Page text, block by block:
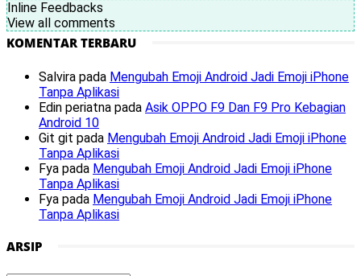
Inline Feedbacks
View all comments
KOMENTAR TERBARU
Salvira pada Mengubah Emoji Android Jadi Emoji iPhone
Tanpa Aplikasi
Edin periatna pada Asik OPPO F9 Dan F9 Pro Kebagian
Android 10
Git git pada Mengubah Emoji Android Jadi Emoji iPhone
Tanpa Aplikasi
Fya pada Mengubah Emoji Android Jadi Emoji iPhone
Tanpa Aplikasi
Fya pada Mengubah Emoji Android Jadi Emoji iPhone
Tanpa Aplikasi
ARSIP